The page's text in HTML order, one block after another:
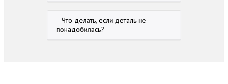
Что делать, если деталь не
понадобилась?